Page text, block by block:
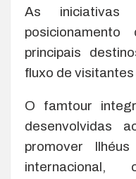
As iniciativas
principais
fluxo de
O famtour
desenvolvidas
promover